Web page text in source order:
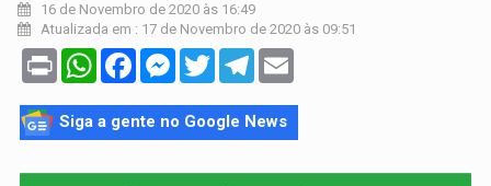
16 de Novembro de 2020 às 16:49
Atualizada em : 17 de Novembro de 2020 às 09:51
Print WhatsAppFacebookMessenger
TwitterTelegram
Siga a gente no Google News